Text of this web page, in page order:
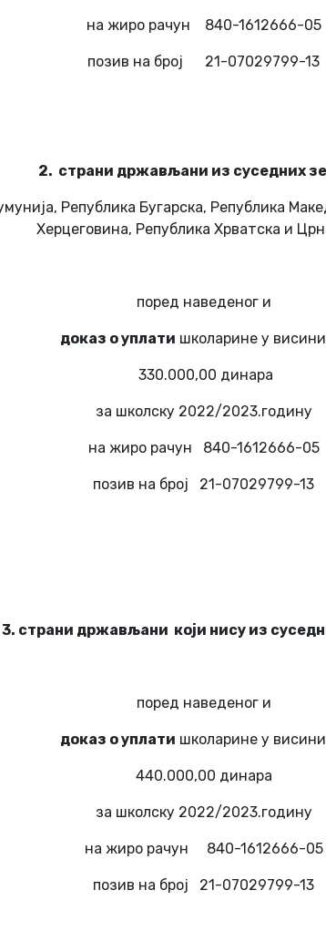
на жиро рачун 840-1612666-05
позив на број 21-07029799-13
2. страни држављани из суседних
Република Бугарска, Република
Херцеговина, Република Хрватска и
поред наведеног и
доказ о уплати школарине у
330.000,00 динара
за школску 2022/2023.годину
на жиро рачун 840-1612666-05
позив на број 21-07029799-13
3. страни држављани који нису из
поред наведеног и
доказ о уплати школарине у
440.000,00 динара
за школску 2022/2023.годину
на жиро рачун 840-1612666-05
позив на број 21-07029799-13